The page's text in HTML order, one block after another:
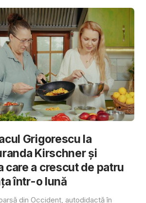
Grigorescu la
Kirschner și
care a crescut de patru
într-o lună
din Occident, autodidactă în